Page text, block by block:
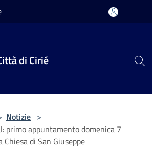
di Cirié
Notizie >
primo appuntamento domenica 7
di San Giuseppe